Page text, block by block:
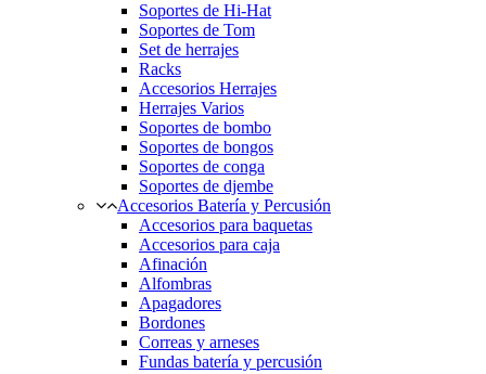
Soportes de Hi-Hat
Soportes de Tom
Set de herrajes
Racks
Accesorios Herrajes
Herrajes Varios
Soportes de bombo
Soportes de bongos
Soportes de conga
Soportes de djembe
Accesorios Batería y Percusión
Accesorios para baquetas
Accesorios para caja
Afinación
Alfombras
Apagadores
Bordones
Correas y arneses
Fundas batería y percusión